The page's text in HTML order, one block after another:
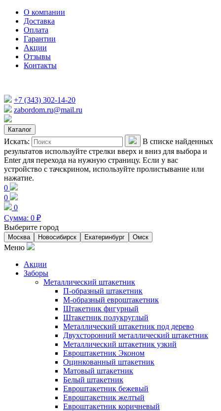
О компании
Доставка
Оплата
Гарантии
Акции
Отзывы
Контакты
+7 (343) 302-14-20
zabordom.ru@mail.ru
Каталог
Искать:
В списке найденных
результатов используйте стрелки вверх и вниз для выбора и
Enter для перехода на нужную страницу. Если у вас
устройство с тачскрином, используйте пролистывание или
нажатие.
0
0
0
Сумма: 0 ₽
Выберите город
Москва Новосибирск Екатеринбург Омск
Меню
Акции
Заборы
Металлический штакетник
П-образный штакетник
М-образный евроштакетник
Штакетник фигурный
Штакетник полукруглый
Металлический штакетник под дерево
Двухсторонний металлический штакетник
Металлический штакетник узкий
Евроштакетник Эконом
Оцинкованный штакетник
Матовый штакетник
Белый штакетник
Евроштакетник бежевый
Евроштакетник желтый
Евроштакетник коричневый